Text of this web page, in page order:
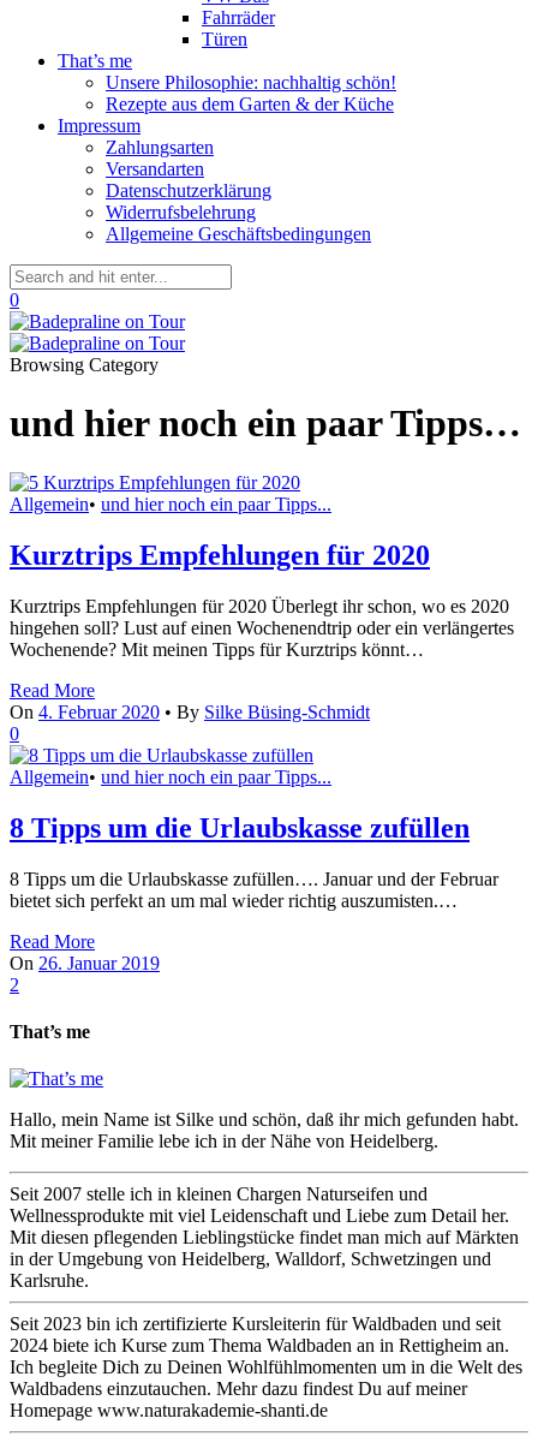
Fahrräder
Türen
That’s me
Unsere Philosophie: nachhaltig schön!
Rezepte aus dem Garten & der Küche
Impressum
Zahlungsarten
Versandarten
Datenschutzerklärung
Widerrufsbelehrung
Allgemeine Geschäftsbedingungen
0
Browsing Category
und hier noch ein paar Tipps…
Allgemein• und hier noch ein paar Tipps...
Kurztrips Empfehlungen für 2020
Kurztrips Empfehlungen für 2020 Überlegt ihr schon, wo es 2020
hingehen soll? Lust auf einen Wochenendtrip oder ein verlängertes
Wochenende? Mit meinen Tipps für Kurztrips könnt…
Read More
On 4. Februar 2020 • By Silke Büsing-Schmidt
0
Allgemein• und hier noch ein paar Tipps...
8 Tipps um die Urlaubskasse zufüllen
8 Tipps um die Urlaubskasse zufüllen…. Januar und der Februar
bietet sich perfekt an um mal wieder richtig auszumisten.…
Read More
On 26. Januar 2019
2
That’s me
Hallo, mein Name ist Silke und schön, daß ihr mich gefunden habt.
Mit meiner Familie lebe ich in der Nähe von Heidelberg.
Seit 2007 stelle ich in kleinen Chargen Naturseifen und
Wellnessprodukte mit viel Leidenschaft und Liebe zum Detail her.
Mit diesen pflegenden Lieblingstücke findet man mich auf Märkten
in der Umgebung von Heidelberg, Walldorf, Schwetzingen und
Karlsruhe.
Seit 2023 bin ich zertifizierte Kursleiterin für Waldbaden und seit
2024 biete ich Kurse zum Thema Waldbaden an in Rettigheim an.
Ich begleite Dich zu Deinen Wohlfühlmomenten um in die Welt des
Waldbadens einzutauchen. Mehr dazu findest Du auf meiner
Homepage www.naturakademie-shanti.de